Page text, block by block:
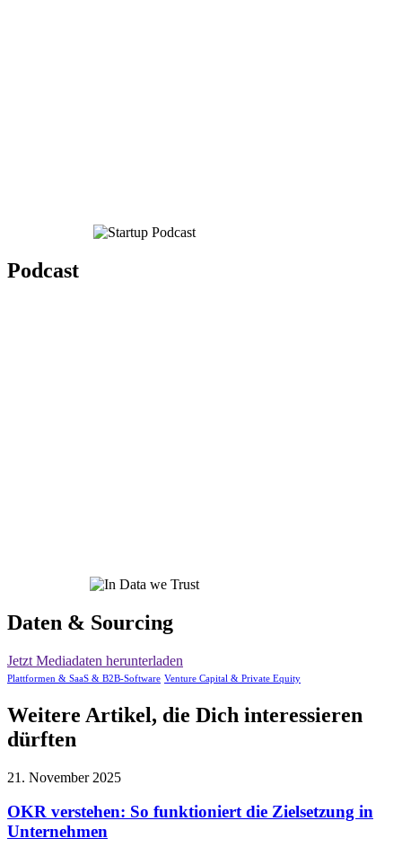
Podcast
Daten & Sourcing
Jetzt Mediadaten herunterladen
Plattformen & SaaS & B2B-Software Venture Capital & Private Equity
Weitere Artikel, die Dich interessieren
dürften
21. November 2025
OKR verstehen: So funktioniert die Zielsetzung in
Unternehmen